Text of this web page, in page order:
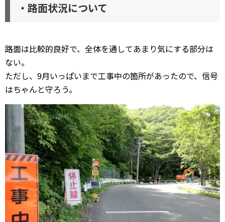
・路面状況について
路面は比較的良好で、全体を通してあまり気にする部分は
ない。
ただし、9月いっぱいまで工事中の箇所があったので、信号
はちゃんと守ろう。